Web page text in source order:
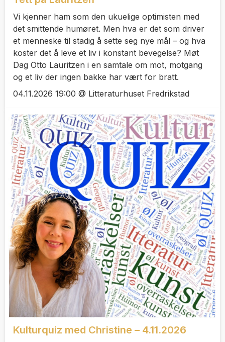
Vi kjenner ham som den ukuelige optimisten med
det smittende humøret. Men hva er det som driver
et menneske til stadig å sette seg nye mål – og hva
koster det å leve et liv i konstant bevegelse? Møt
Dag Otto Lauritzen i en samtale om mot, motgang
og et liv der ingen bakke har vært for bratt.
04.11.2026 19:00 @ Litteraturhuset Fredrikstad
Kulturquiz med Christine – 4.11.2026